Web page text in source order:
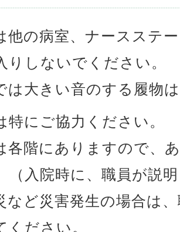
他の病室、ナースステ
りしないでください。
は大きい音のする履物
特にご協力ください。
各階にありますので、
（入院時に、職員が説
など災害発生の場合は
ください。